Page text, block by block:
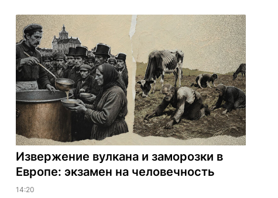
Извержение вулкана и заморозки в
Европе: экзамен на человечность
14:20